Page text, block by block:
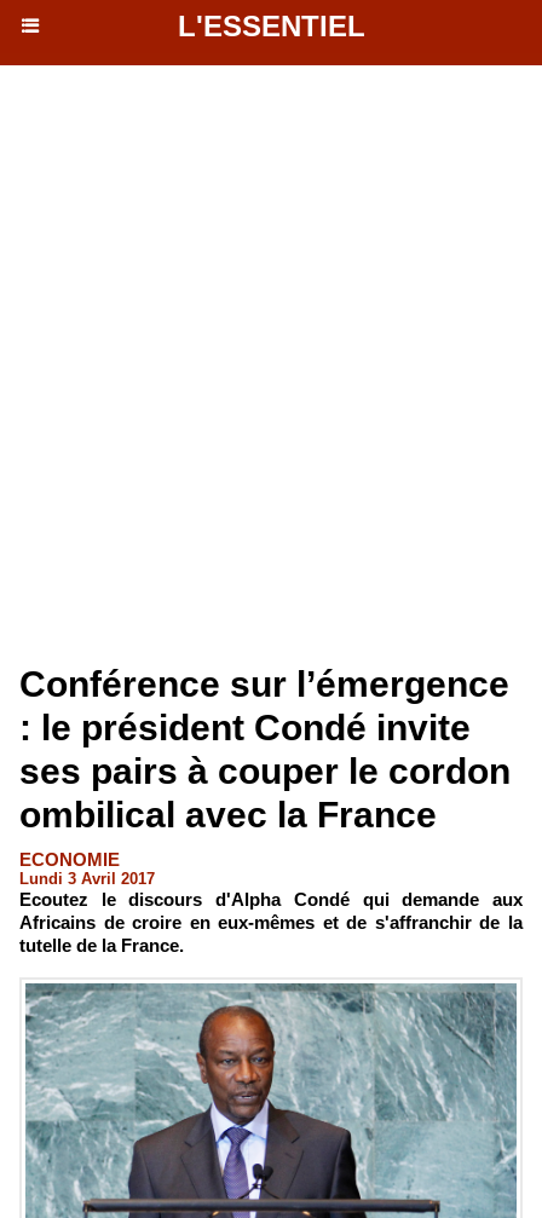
L'ESSENTIEL
Conférence sur l’émergence
: le président Condé invite
ses pairs à couper le cordon
ombilical avec la France
ECONOMIE
Lundi 3 Avril 2017
Ecoutez le discours d'Alpha Condé qui demande aux
Africains de croire en eux-mêmes et de s'affranchir de la
tutelle de la France.